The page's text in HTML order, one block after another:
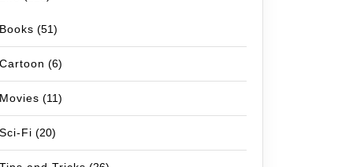
Books (51)
Cartoon (6)
Movies (11)
Sci-Fi (20)